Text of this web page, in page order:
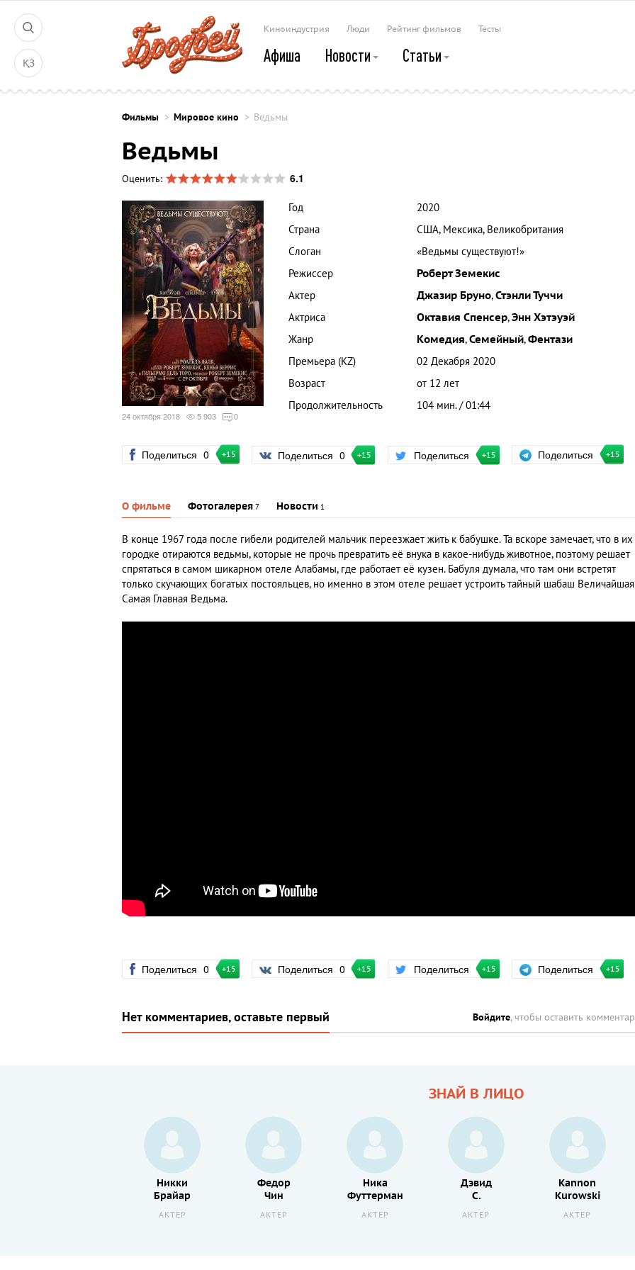
ҚЗ
Киноиндустрия Люди Рейтинг фильмов Тесты
Афиша Новости Статьи
Фильмы Мировое кино Ведьмы
Ведьмы
Оценить: 6.1
24 октября 2018 5 903 0
Год
2020
Страна
США, Мексика, Великобритания
Слоган
«Ведьмы существуют!»
Режиссер
Роберт Земекис
Актер
Джазир Бруно,Стэнли Туччи
Актриса
Октавия Спенсер,Энн Хэтэуэй
Жанр
Комедия,Семейный,Фентази
Премьера (KZ)
02 Декабря 2020
Возраст
от 12 лет
Продолжительность
104 мин. / 01:44
Поделиться 0 +15 Поделиться 0 +15 Поделиться +15 Поделиться +15
О фильме Фотогалерея 7 Новости 1
В конце 1967 года после гибели родителей мальчик переезжает жить к бабушке. Та вскоре замечает, что в их
городке отираются ведьмы, которые не прочь превратить её внука в какое-нибудь животное, поэтому решает
спрятаться в самом шикарном отеле Алабамы, где работает её кузен. Бабуля думала, что там они встретят
только скучающих богатых постояльцев, но именно в этом отеле решает устроить тайный шабаш Величайшая
Самая Главная Ведьма.
Поделиться 0 +15 Поделиться 0 +15 Поделиться +15 Поделиться +15
Нет комментариев, оставьте первый Войдите, чтобы оставить
ЗНАЙ В ЛИЦО
Никки
Брайар
АКТЕР
Федор
Чин
АКТЕР
Ника
Футтерман
АКТЕР
Дэвид
С.
АКТЕР
Kannon
Kurowski
АКТЕР